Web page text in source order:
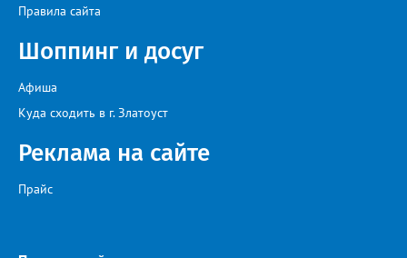
Правила сайта
Шоппинг и досуг
Афиша
Куда сходить в г. Златоуст
Реклама на сайте
Прайс